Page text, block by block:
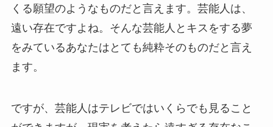
くる願望のようなものだと言えます。芸能人は、
遠い存在ですよね。そんな芸能人とキスをする夢
をみているあなたはとても純粋そのものだと言え
ます。
ですが、芸能人はテレビではいくらでも見ること